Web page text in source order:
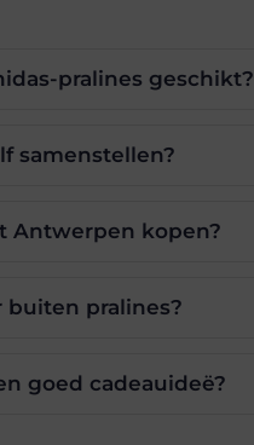
pralines geschikt?
samenstellen?
Antwerpen kopen?
buiten pralines?
goed cadeauideë?